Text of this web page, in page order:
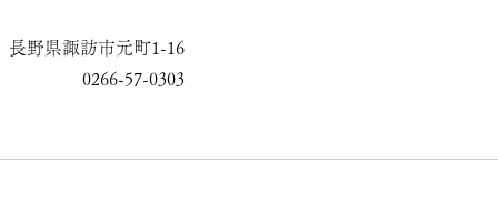
長野県諏訪市元町1-16
0266-57-0303